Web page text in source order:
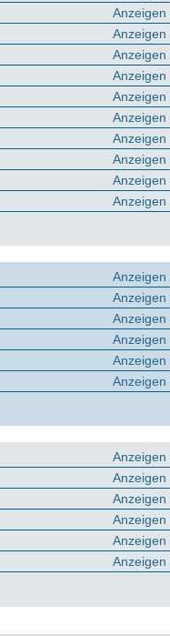
Anzeigen
Anzeigen
Anzeigen
Anzeigen
Anzeigen
Anzeigen
Anzeigen
Anzeigen
Anzeigen
Anzeigen
Anzeigen
Anzeigen
Anzeigen
Anzeigen
Anzeigen
Anzeigen
Anzeigen
Anzeigen
Anzeigen
Anzeigen
Anzeigen
Anzeigen